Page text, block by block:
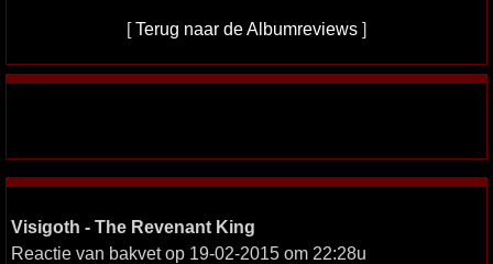
[Terug naar de Albumreviews ]
Visigoth - The Revenant King
Reactie van bakvet op 19-02-2015 om 22:28u